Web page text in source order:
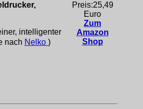
intelligenter
nach Nelko )
Preis:25,49
Euro
Zum
Amazon
Shop